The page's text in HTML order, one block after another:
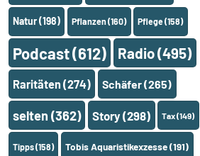
Natur(198) Pflanzen(160) Pflege(158)
Podcast(612) Radio(495)
Raritäten (274) Schäfer(265)
selten (362) Story (298) Tax(149)
Tipps(158) Tobis Aquaristikexzesse(191)